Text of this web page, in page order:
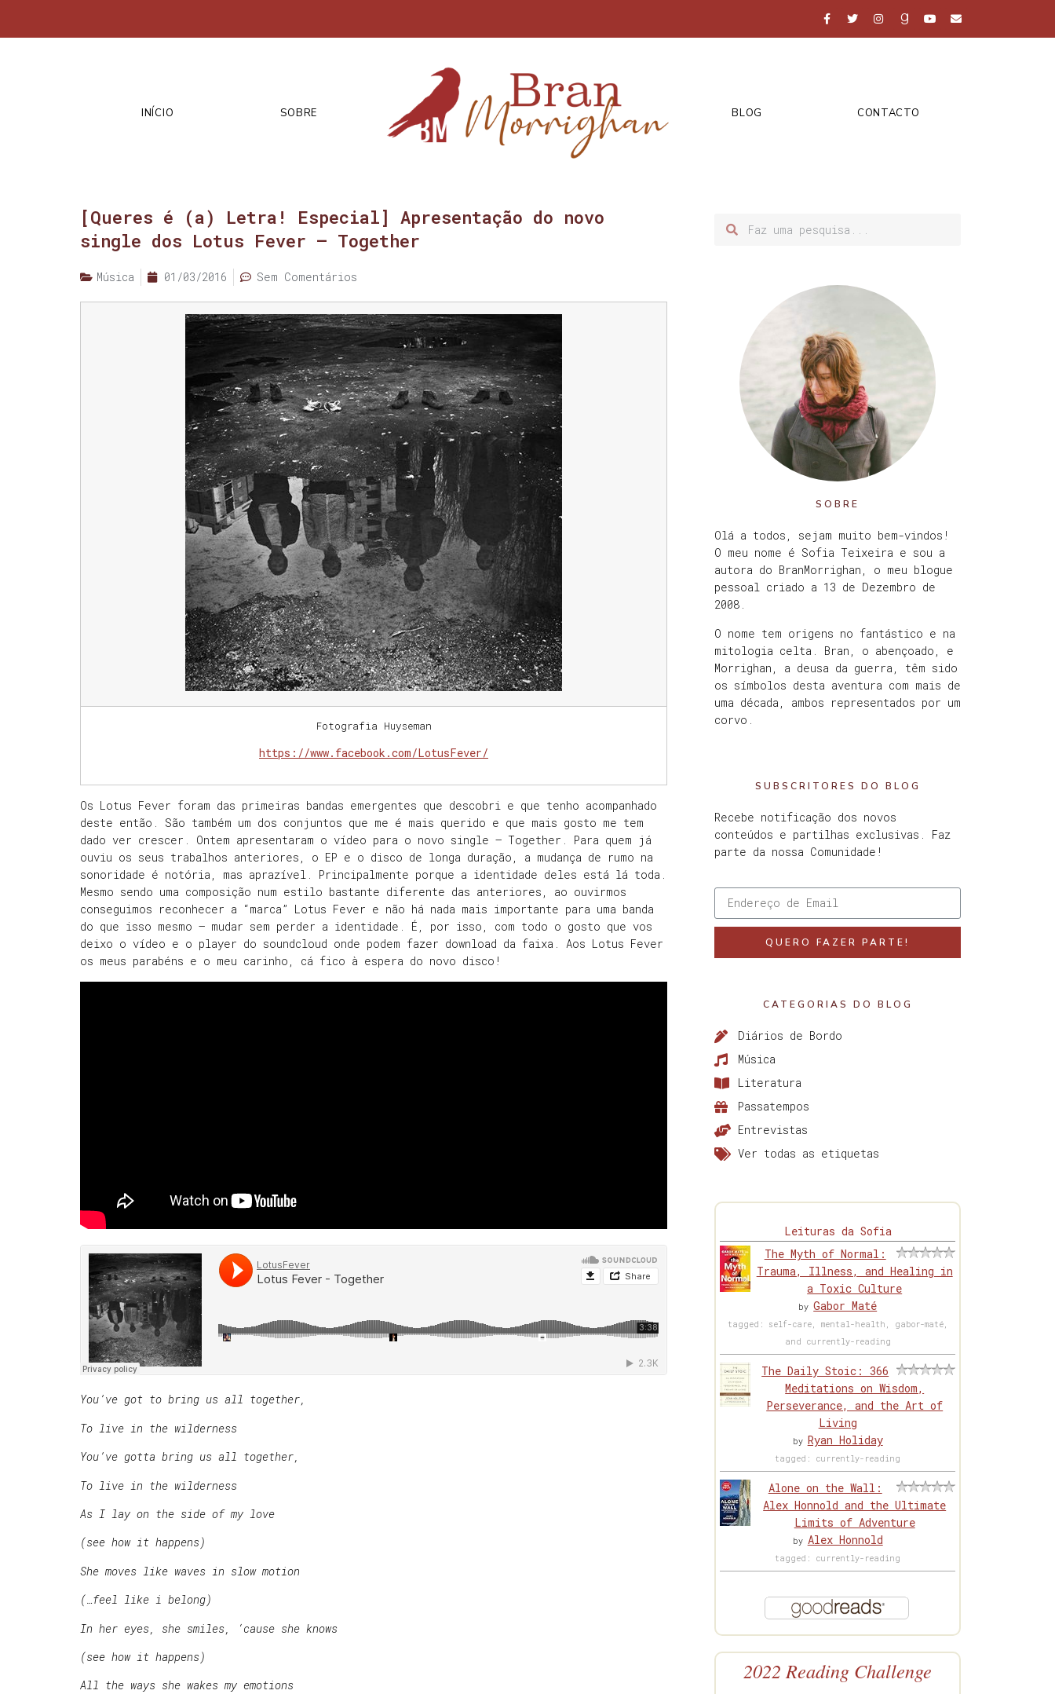
INÍCIO SOBRE BLOG CONTACTO
[Queres é (a) Letra! Especial] Apresentação do novo
single dos Lotus Fever – Together
Música 01/03/2016 Sem Comentários
Fotografia Huyseman
https://www.facebook.com/LotusFever/
Os Lotus Fever foram das primeiras bandas emergentes que descobri e que tenho acompanhado
deste então. São também um dos conjuntos que me é mais querido e que mais gosto me tem
dado ver crescer. Ontem apresentaram o vídeo para o novo single – Together. Para quem já
ouviu os seus trabalhos anteriores, o EP e o disco de longa duração, a mudança de rumo na
sonoridade é notória, mas aprazível. Principalmente porque a identidade deles está lá toda.
Mesmo sendo uma composição num estilo bastante diferente das anteriores, ao ouvirmos
conseguimos reconhecer a “marca” Lotus Fever e não há nada mais importante para uma banda
do que isso mesmo – mudar sem perder a identidade. É, por isso, com todo o gosto que vos
deixo o vídeo e o player do soundcloud onde podem fazer download da faixa. Aos Lotus Fever
os meus parabéns e o meu carinho, cá fico à espera do novo disco!
You’ve got to bring us all together,
To live in the wilderness
You’ve gotta bring us all together,
To live in the wilderness
As I lay on the side of my love
(see how it happens)
She moves like waves in slow motion
(…feel like i belong)
In her eyes, she smiles, ‘cause she knows
(see how it happens)
All the ways she wakes my emotions
SOBRE
Olá a todos, sejam muito bem-vindos!
O meu nome é Sofia Teixeira e sou a
autora do BranMorrighan, o meu blogue
pessoal criado a 13 de Dezembro de
2008.
O nome tem origens no fantástico e na
mitologia celta. Bran, o abençoado, e
Morrighan, a deusa da guerra, têm sido
os símbolos desta aventura com mais de
uma década, ambos representados por um
corvo.
SUBSCRITORES DO BLOG
Recebe notificação dos novos
conteúdos e partilhas exclusivas. Faz
parte da nossa Comunidade!
QUERO FAZER PARTE!
CATEGORIAS DO BLOG
Diários de Bordo
Música
Literatura
Passatempos
Entrevistas
Ver todas as etiquetas
Leituras da Sofia
The Myth of Normal:
Trauma, Illness, and Healing in
a Toxic Culture
byGabor Maté
tagged: self-care, mental-health, gabor-maté,
and currently-reading
The Daily Stoic: 366
Meditations on Wisdom,
Perseverance, and the Art of
Living
by Ryan Holiday
tagged: currently-reading
Alone on the Wall:
Alex Honnold and the Ultimate
Limits of Adventure
by Alex Honnold
tagged: currently-reading
2022 Reading Challenge